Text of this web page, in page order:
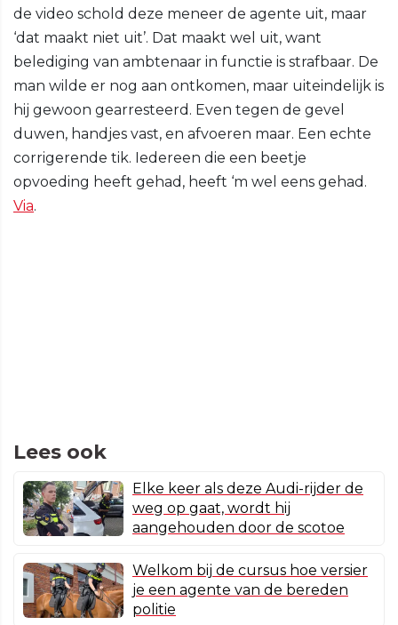
de video schold deze meneer de agente uit, maar
‘dat maakt niet uit’. Dat maakt wel uit, want
belediging van ambtenaar in functie is strafbaar. De
man wilde er nog aan ontkomen, maar uiteindelijk is
hij gewoon gearresteerd. Even tegen de gevel
duwen, handjes vast, en afvoeren maar. Een echte
corrigerende tik. Iedereen die een beetje
opvoeding heeft gehad, heeft ‘m wel eens gehad.
Via.
Lees ook
Elke keer als deze Audi-rijder de
weg op gaat, wordt hij
aangehouden door de scotoe
Welkom bij de cursus hoe versier
je een agente van de bereden
politie